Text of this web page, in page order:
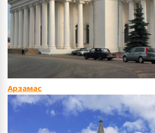
Арзамас